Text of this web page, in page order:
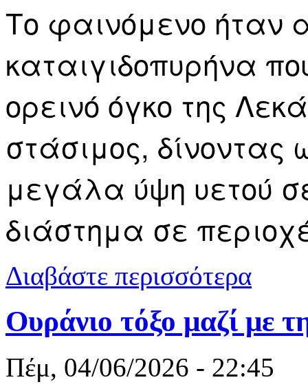
Το φαινόμενο ήταν
καταιγιδοπυρήνα
ορεινό όγκο της
στάσιμος,
μεγάλα ύψη υετού
διάστημα σε
Διαβάστε περισσότερα
Ουράνιο τόξο μαζί με
Πέμ, 04/06/2026 - 22:45